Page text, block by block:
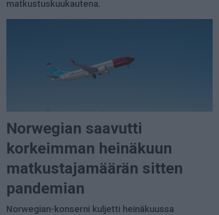
matkustuskuukautena.
Norwegian saavutti
korkeimman heinäkuun
matkustajamäärän sitten
pandemian
Norwegian-konserni kuljetti heinäkuussa